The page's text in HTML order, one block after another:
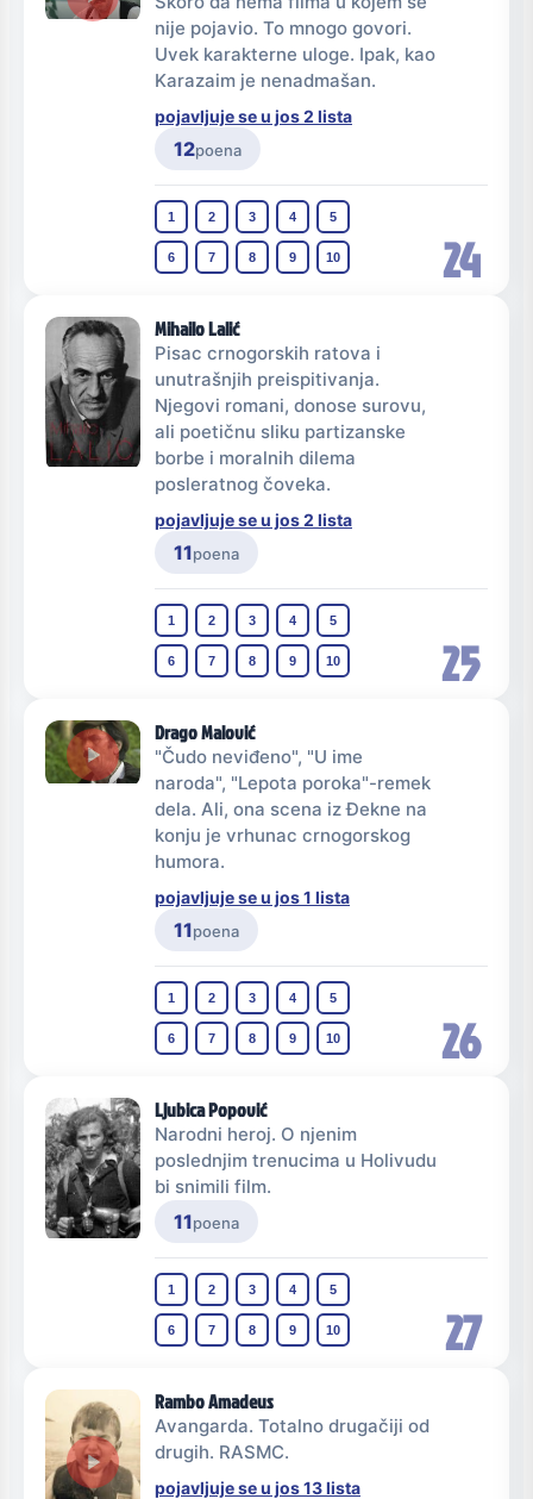
24
nije pojavio. To mnogo govori.
Uvek karakterne uloge. Ipak, kao
Karazaim je nenadmašan.
pojavljuje se u jos 2 lista
12poena
1 2 3 4 5
6 7 8 9 10
25
Mihailo Lalić
Pisac crnogorskih ratova i
unutrašnjih preispitivanja.
Njegovi romani, donose surovu,
ali poetičnu sliku partizanske
borbe i moralnih dilema
posleratnog čoveka.
pojavljuje se u jos 2 lista
11poena
1 2 3 4 5
6 7 8 9 10
26
Drago Malović
"Čudo neviđeno", "U ime
naroda", "Lepota poroka"-remek
dela. Ali, ona scena iz Đekne na
konju je vrhunac crnogorskog
humora.
pojavljuje se u jos 1 lista
11poena
1 2 3 4 5
6 7 8 9 10
27
Ljubica Popović
Narodni heroj. O njenim
poslednjim trenucima u Holivudu
bi snimili film.
11poena
1 2 3 4 5
6 7 8 9 10
Rambo Amadeus
Avangarda. Totalno drugačiji od
drugih. RASMC.
pojavljuje se u jos 13 lista